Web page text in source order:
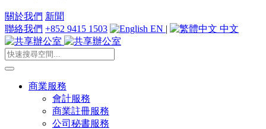
關於我們 新聞
聯絡我們 +852 9415 1503 EN | 中文
商業服務
會計服務
商業註冊服務
公司秘書服務